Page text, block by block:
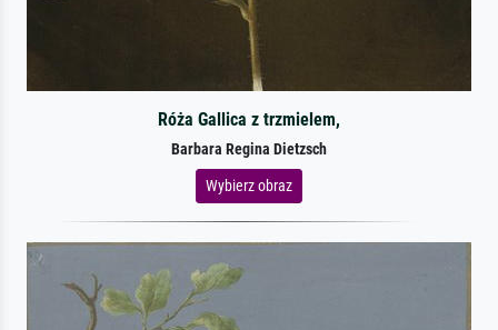
Róża Gallica z trzmielem,
Barbara Regina Dietzsch
Wybierz obraz